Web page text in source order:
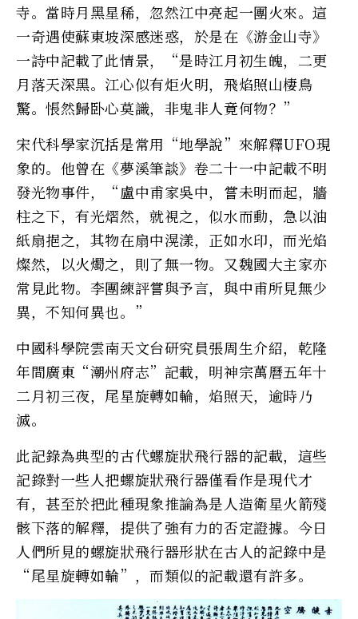
寺。當時月黑星稀，忽然江中亮起一團火來。這
一奇遇使蘇東坡深感迷惑，於是在《游金山寺》
一詩中記載了此情景，“是時江月初生魄，二更
月落天深黑。江心似有炬火明，飛焰照山棲鳥
驚。悵然歸卧心莫識，非鬼非人竟何物？”
宋代科學家沉括是常用“地學說”來解釋UFO現
象的。他曾在《夢溪筆談》卷二十一中記載不明
發光物事件，“盧中甫家吳中，嘗未明而起，牆
柱之下，有光熠然，就視之，似水而動，急以油
紙扇挹之，其物在扇中滉漾，正如水印，而光焰
燦然，以火燭之，則了無一物。又魏國大主家亦
常見此物。李團練評嘗與予言，與中甫所見無少
異，不知何異也。”
中國科學院雲南天文台研究員張周生介紹，乾隆
年間廣東“潮州府志”記載，明神宗萬曆五年十
二月初三夜，尾星旋轉如輪，焰照天，逾時乃
滅。
此記錄為典型的古代螺旋狀飛行器的記載，這些
記錄對一些人把螺旋狀飛行器僅看作是現代才
有，甚至於把此種現象推論為是人造衛星火箭殘
骸下落的解釋，提供了強有力的否定證據。今日
人們所見的螺旋狀飛行器形狀在古人的記錄中是
“尾星旋轉如輪”，而類似的記載還有許多。